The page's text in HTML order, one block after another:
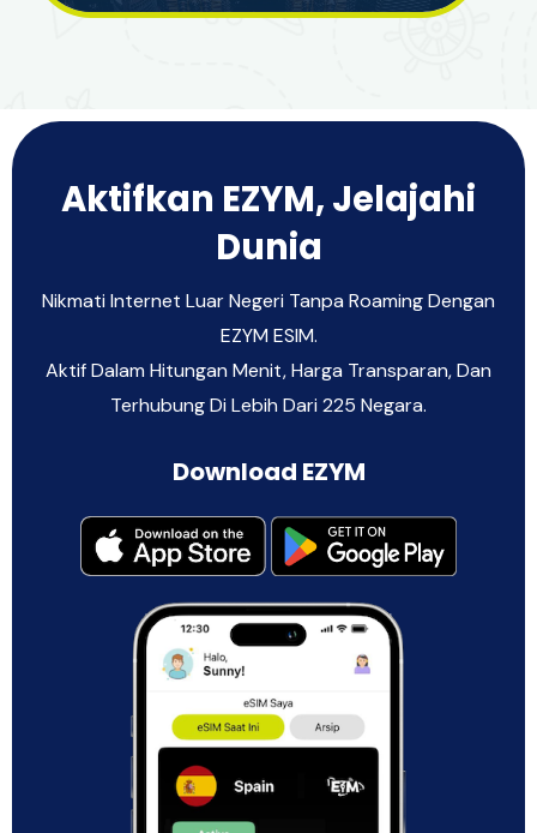
Aktifkan EZYM, Jelajahi
Dunia
Nikmati Internet Luar Negeri Tanpa Roaming Dengan
EZYM ESIM.
Aktif Dalam Hitungan Menit, Harga Transparan, Dan
Terhubung Di Lebih Dari 225 Negara.
Download EZYM